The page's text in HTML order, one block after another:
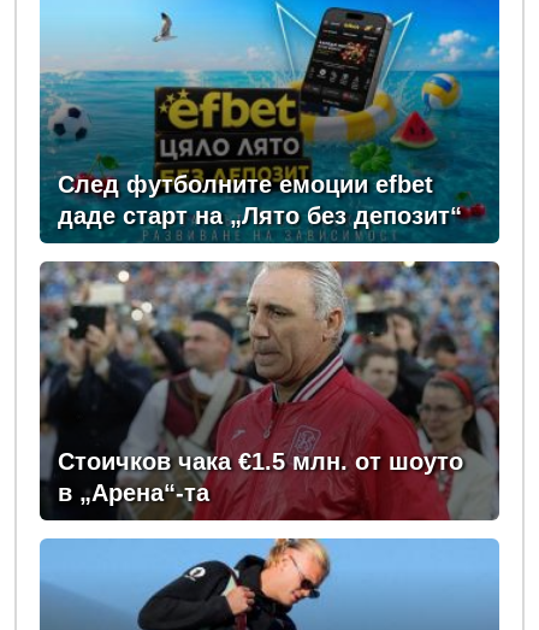
След футболните емоции efbet
даде старт на „Лято без депозит“
Стоичков чака €1.5 млн. от шоуто
в „Арена“-та